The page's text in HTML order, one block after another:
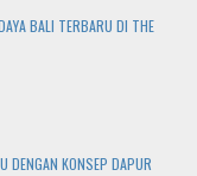
BALI TERBARU DI THE
DENGAN KONSEP DAPUR